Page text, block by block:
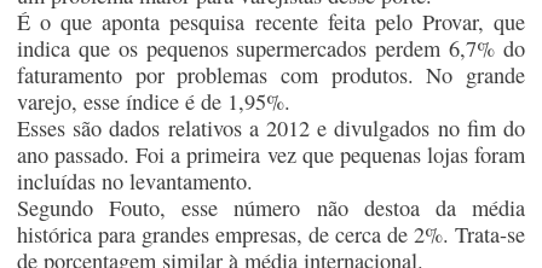
É o que aponta pesquisa recente feita pelo Provar, que
indica que os pequenos supermercados perdem 6,7% do
faturamento por problemas com produtos. No grande
varejo, esse índice é de 1,95%.
Esses são dados relativos a 2012 e divulgados no fim do
ano passado. Foi a primeira vez que pequenas lojas foram
incluídas no levantamento.
Segundo Fouto, esse número não destoa da média
histórica para grandes empresas, de cerca de 2%. Trata-se
de porcentagem similar à média internacional.